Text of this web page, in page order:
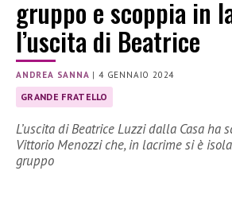
gruppo e scoppia in
l’uscita di Beatrice
ANDREA SANNA |4 GENNAIO 2024
GRANDE FRATELLO
L’uscita di Beatrice Luzzi dalla Casa ha
Vittorio Menozzi che, in lacrime si è
gruppo